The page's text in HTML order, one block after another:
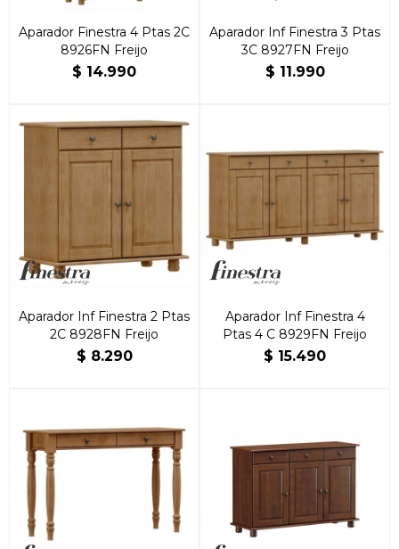
Aparador Finestra 4 Ptas 2C
8926FN Freijo
$ 14.990
Aparador Inf Finestra 3 Ptas
3C 8927FN Freijo
$ 11.990
Aparador Inf Finestra 2 Ptas
2C 8928FN Freijo
$ 8.290
Aparador Inf Finestra 4
Ptas 4 C 8929FN Freijo
$ 15.490